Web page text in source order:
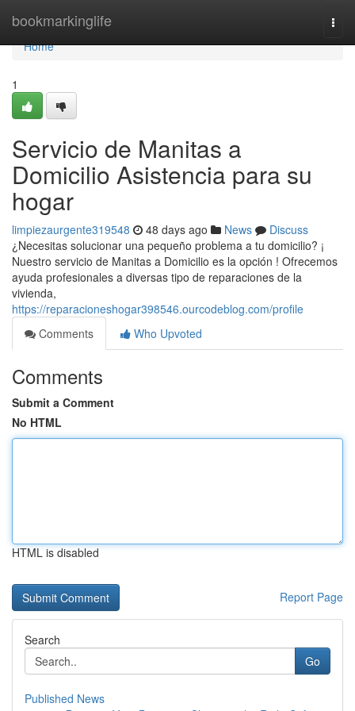
bookmarkinglife
Home
Home
1
Servicio de Manitas a
Domicilio Asistencia para su
hogar
limpiezaurgente319548 48 days ago News
Discuss
¿Necesitas solucionar una pequeño problema a tu domicilio? ¡
Nuestro servicio de Manitas a Domicilio es la opción ! Ofrecemos
ayuda profesionales a diversas tipo de reparaciones de la
vivienda,
https://reparacioneshogar398546.ourcodeblog.com/profile
Comments
Who Upvoted
Comments
Submit a Comment
No HTML
HTML is disabled
Report Page
Search
Go
Published News